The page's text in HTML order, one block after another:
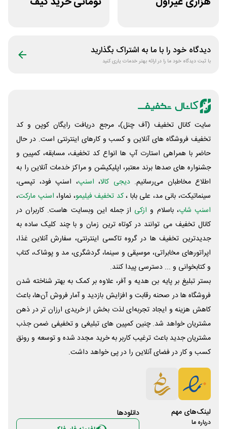
دیدگاه خود را با ما به اشتراک بگذارید
با ثبت دیدگاه خود ما را در ارائه بهتر خدمات یاری کنید
سایت کانال تخفیف (آف چنل)، مرجع دریافت رایگان کوپن و کد
تخفیف فروشگاه های آنلاین و کسب و‌ کارهای اینترنتی است. در حال
حاضر با همراهی استارت آپ ها انواع کد تخفیف، مسابقه، کمپین و
جشنواره های صدها برند معتبر، اپلیکیشن و مراکز خدمات آنلاین را به
اطلاع مخاطبان می‌رسانیم. دیجی کالا، اسنپ، اسنپ فود، تپسی،
سینماتیکت، بانی مد، علی‌ بابا ،کد تخفیف فیلیمو، نماوا، اسنپ مارکت،
اسنپ شاپ، باسلام و ازکی از جمله این وبسایت ‌هاست. کاربران در
کانال تخفیف می توانند در کوتاه ترین زمان و با چند کلیک ساده به
جدیدترین تخفیف ها در گروه تاکسی اینترنتی، سفارش آنلاین غذا،
اپراتورهای مخابراتی، موسیقی و سینما، گردشگری، مد و پوشاک، کتاب
و کتابخوانی و ... دسترسی پیدا کنند.
بستر تبلیغ بر پایه بن هدیه و آفر، علاوه بر کمک به بهتر شناخته شدن
فروشگاه ها در صحنه رقابت و افزایش بازدید و آمار فروش آن‌ها، باعث
کاهش هزینه و ایجاد تجربه‌ای لذت بخش از خریدی ارزان تر در ذهن
مشتریان خواهد شد. چنین کمپین های تبلیغی و تخفیفی ضمن جذب
مشتریان جدید باعث ترغیب کاربر به خرید مجدد شده و توسعه و رونق
کسب و کار در فضای آنلاین را در پی خواهد داشت.
لینک‌های مهم
درباره ما
دانلود‌ها